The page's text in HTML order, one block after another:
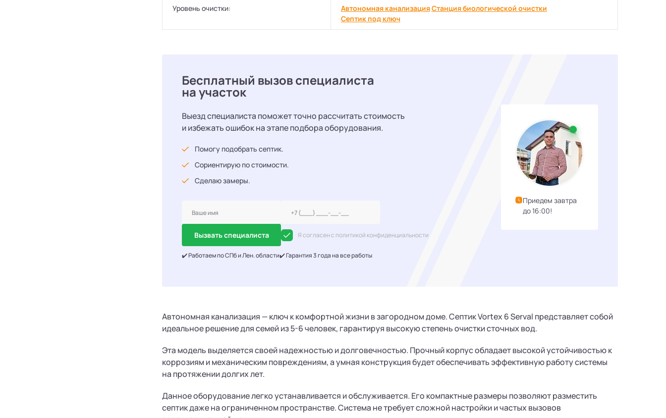
Уровень очистки: Автономная канализацияСтанция биологической очистки
Септик под ключ
Бесплатный вызов специалиста
на участок
Выезд специалиста поможет точно рассчитать стоимость
и избежать ошибок на этапе подбора оборудования.
Помогу подобрать септик.
Сориентирую по стоимости.
Сделаю замеры.
Вызвать специалиста Я согласен с политикой конфиденциальности
✔️ Работаем по СПб и Лен. области✔️ Гарантия 3 года на все работы
Приедем завтра
до 16:00!
Автономная канализация — ключ к комфортной жизни в загородном доме. Септик Vortex 6 Serval представляет собой
идеальное решение для семей из 5-6 человек, гарантируя высокую степень очистки сточных вод.
Эта модель выделяется своей надежностью и долговечностью. Прочный корпус обладает высокой устойчивостью к
коррозиям и механическим повреждениям, а умная конструкция будет обеспечивать эффективную работу системы
на протяжении долгих лет.
Данное оборудование легко устанавливается и обслуживается. Его компактные размеры позволяют разместить
септик даже на ограниченном пространстве. Система не требует сложной настройки и частых вызовов